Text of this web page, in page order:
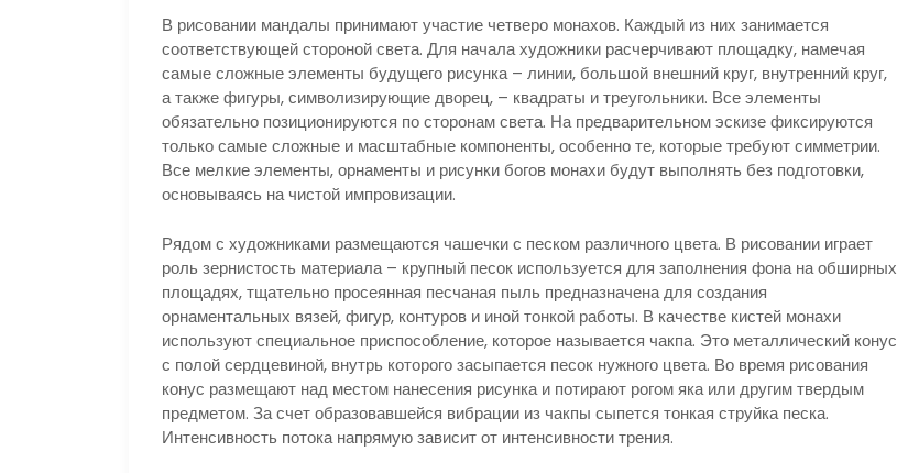
В рисовании мандалы принимают участие четверо монахов. Каждый из них занимается
соответствующей стороной света. Для начала художники расчерчивают площадку, намечая
самые сложные элементы будущего рисунка – линии, большой внешний круг, внутренний круг,
а также фигуры, символизирующие дворец, – квадраты и треугольники. Все элементы
обязательно позиционируются по сторонам света. На предварительном эскизе фиксируются
только самые сложные и масштабные компоненты, особенно те, которые требуют симметрии.
Все мелкие элементы, орнаменты и рисунки богов монахи будут выполнять без подготовки,
основываясь на чистой импровизации.
Рядом с художниками размещаются чашечки с песком различного цвета. В рисовании играет
роль зернистость материала – крупный песок используется для заполнения фона на обширных
площадях, тщательно просеянная песчаная пыль предназначена для создания
орнаментальных вязей, фигур, контуров и иной тонкой работы. В качестве кистей монахи
используют специальное приспособление, которое называется чакпа. Это металлический конус
с полой сердцевиной, внутрь которого засыпается песок нужного цвета. Во время рисования
конус размещают над местом нанесения рисунка и потирают рогом яка или другим твердым
предметом. За счет образовавшейся вибрации из чакпы сыпется тонкая струйка песка.
Интенсивность потока напрямую зависит от интенсивности трения.